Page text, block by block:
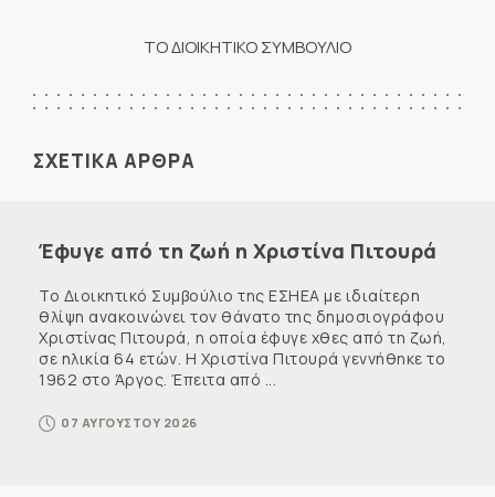
ΤΟ ΔΙΟΙΚΗΤΙΚΟ ΣΥΜΒΟΥΛΙΟ
ΣΧΕΤΙΚΑ ΑΡΘΡΑ
Έφυγε από τη ζωή η Χριστίνα Πιτουρά
Το Διοικητικό Συμβούλιο της ΕΣΗΕΑ με ιδιαίτερη
θλίψη ανακοινώνει τον θάνατο της δημοσιογράφου
Χριστίνας Πιτουρά, η οποία έφυγε χθες από τη ζωή,
σε ηλικία 64 ετών. Η Χριστίνα Πιτουρά γεννήθηκε το
1962 στο Άργος. Έπειτα από ...
07 ΑΥΓΟΥΣΤΟΥ 2026